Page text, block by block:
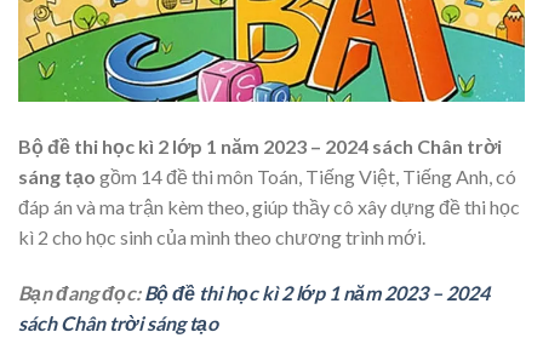
Bộ đề thi học kì 2 lớp 1 năm 2023 – 2024 sách Chân trời
sáng tạo gồm 14 đề thi môn Toán, Tiếng Việt, Tiếng Anh, có
đáp án và ma trận kèm theo, giúp thầy cô xây dựng đề thi học
kì 2 cho học sinh của mình theo chương trình mới.
Bạn đang đọc:Bộ đề thi học kì 2 lớp 1 năm 2023 – 2024
sách Chân trời sáng tạo